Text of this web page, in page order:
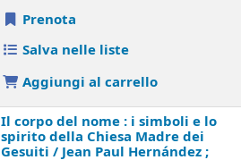
Prenota
Salva nelle liste
Aggiungi al carrello
Il corpo del nome : i simboli e lo
spirito della Chiesa Madre dei
Gesuiti / Jean Paul Hernández ;